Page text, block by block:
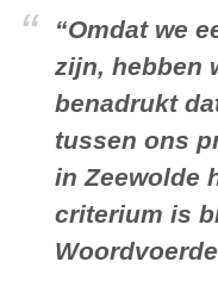
“Omdat we een goede buur willen
zijn, hebben
benadrukt
tussen ons
in Zeewolde
criterium is